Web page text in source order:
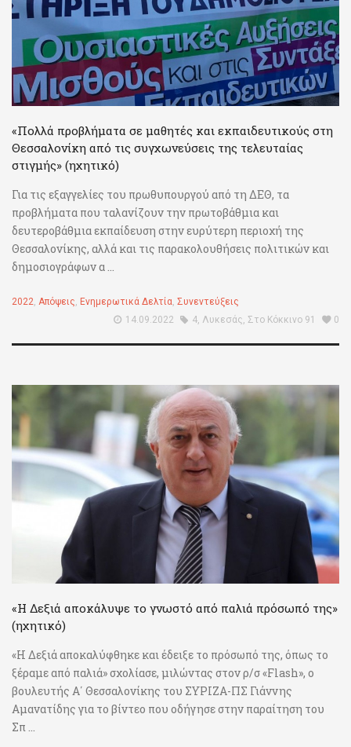
«Πολλά προβλήματα σε μαθητές και εκπαιδευτικούς στη
Θεσσαλονίκη από τις συγχωνεύσεις της τελευταίας
στιγμής» (ηχητικό)
Για τις εξαγγελίες του πρωθυπουργού από τη ΔΕΘ, τα
προβλήματα που ταλανίζουν την πρωτοβάθμια και
δευτεροβάθμια εκπαίδευση στην ευρύτερη περιοχή της
Θεσσαλονίκης, αλλά και τις παρακολουθήσεις πολιτικών και
δημοσιογράφων α ...
2022, Απόψεις, Ενημερωτικά Δελτία, Συνεντεύξεις
14.09.2022
4, Λυκεσάς, Στο Κόκκινο 91 0
«Η Δεξιά αποκάλυψε το γνωστό από παλιά πρόσωπό της»
(ηχητικό)
«Η Δεξιά αποκαλύφθηκε και έδειξε το πρόσωπό της, όπως το
ξέραμε από παλιά» σχολίασε, μιλώντας στον ρ/σ «Flash», ο
βουλευτής Α΄ Θεσσαλονίκης του ΣΥΡΙΖΑ-ΠΣ Γιάννης
Αμανατίδης για το βίντεο που οδήγησε στην παραίτηση του
Σπ ...